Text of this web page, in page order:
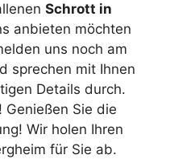
Schrott in
anbieten möchten
uns noch am
sprechen mit Ihnen
Details durch.
Genießen Sie die
Wir holen Ihren
für Sie ab.